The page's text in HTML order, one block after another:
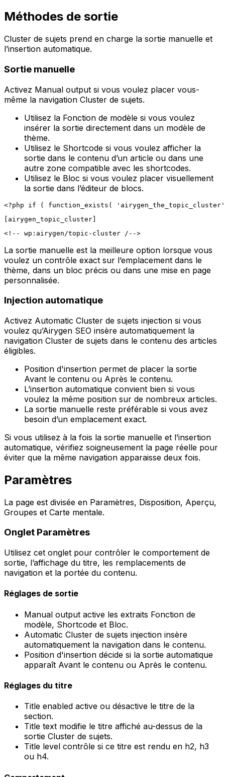
Méthodes de sortie
Cluster de sujets prend en charge la sortie manuelle et
l’insertion automatique.
Sortie manuelle
Activez Manual output si vous voulez placer vous-
même la navigation Cluster de sujets.
Utilisez la Fonction de modèle si vous voulez
insérer la sortie directement dans un modèle de
thème.
Utilisez le Shortcode si vous voulez afficher la
sortie dans le contenu d’un article ou dans une
autre zone compatible avec les shortcodes.
Utilisez le Bloc si vous voulez placer visuellement
la sortie dans l’éditeur de blocs.
La sortie manuelle est la meilleure option lorsque vous
voulez un contrôle exact sur l’emplacement dans le
thème, dans un bloc précis ou dans une mise en page
personnalisée.
Injection automatique
Activez Automatic Cluster de sujets injection si vous
voulez qu’Airygen SEO insère automatiquement la
navigation Cluster de sujets dans le contenu des articles
éligibles.
Position d'insertion permet de placer la sortie
Avant le contenu ou Après le contenu.
L’insertion automatique convient bien si vous
voulez la même position sur de nombreux articles.
La sortie manuelle reste préférable si vous avez
besoin d’un emplacement exact.
Si vous utilisez à la fois la sortie manuelle et l’insertion
automatique, vérifiez soigneusement la page réelle pour
éviter que la même navigation apparaisse deux fois.
Paramètres
La page est divisée en Paramètres, Disposition, Aperçu,
Groupes et Carte mentale.
Onglet Paramètres
Utilisez cet onglet pour contrôler le comportement de
sortie, l’affichage du titre, les remplacements de
navigation et la portée du contenu.
Réglages de sortie
Manual output active les extraits Fonction de
modèle, Shortcode et Bloc.
Automatic Cluster de sujets injection insère
automatiquement la navigation dans le contenu.
Position d'insertion décide si la sortie automatique
apparaît Avant le contenu ou Après le contenu.
Réglages du titre
Title enabled active ou désactive le titre de la
section.
Title text modifie le titre affiché au-dessus de la
sortie Cluster de sujets.
Title level contrôle si ce titre est rendu en h2, h3
ou h4.